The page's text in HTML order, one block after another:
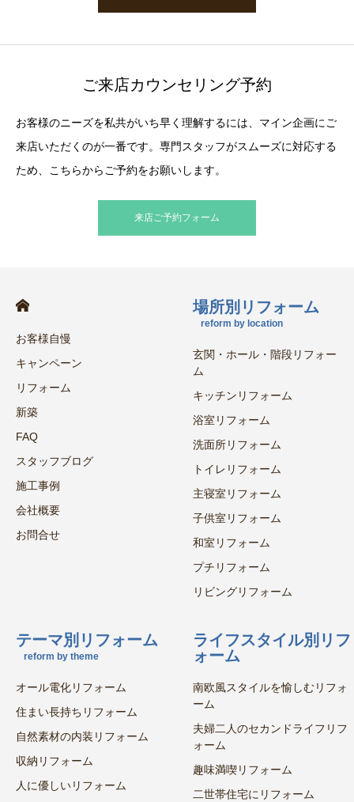
ご来店カウンセリング予約
お客様のニーズを私共がいち早く理解するには、マイン企画にご
来店いただくのが一番です。専門スタッフがスムーズに対応する
ため、こちらからご予約をお願いします。
来店ご予約フォーム
お客様自慢
キャンペーン
リフォーム
新築
FAQ
スタッフブログ
施工事例
会社概要
お問合せ
場所別リフォーム
reform by location
玄関・ホール・階段リフォー
ム
キッチンリフォーム
浴室リフォーム
洗面所リフォーム
トイレリフォーム
主寝室リフォーム
子供室リフォーム
和室リフォーム
プチリフォーム
リビングリフォーム
テーマ別リフォーム
reform by theme
オール電化リフォーム
住まい長持ちリフォーム
自然素材の内装リフォーム
収納リフォーム
人に優しいリフォーム
ライフスタイル別リフ
ォーム
南欧風スタイルを愉しむリフォ
ーム
夫婦二人のセカンドライフリフ
ォーム
趣味満喫リフォーム
二世帯住宅にリフォーム